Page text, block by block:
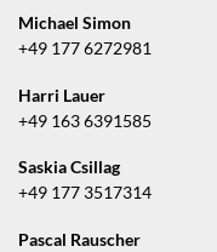
Michael Simon
+49 177 6272981
Harri Lauer
+49 163 6391585
Saskia Csillag
+49 177 3517314
Pascal Rauscher